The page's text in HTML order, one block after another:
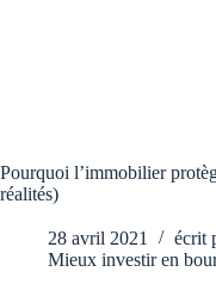
Pourquoi l’immobilier
réalités)
28 avril 2021 écrit
Mieux investir en